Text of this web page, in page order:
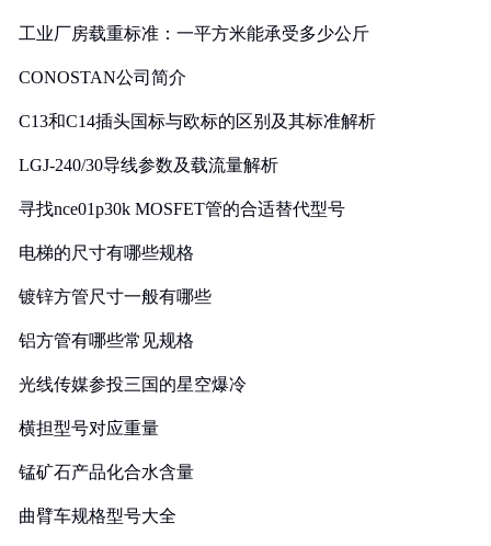
工业厂房载重标准：一平方米能承受多少公斤
CONOSTAN公司简介
C13和C14插头国标与欧标的区别及其标准解析
LGJ-240/30导线参数及载流量解析
寻找nce01p30k MOSFET管的合适替代型号
电梯的尺寸有哪些规格
镀锌方管尺寸一般有哪些
铝方管有哪些常见规格
光线传媒参投三国的星空爆冷
横担型号对应重量
锰矿石产品化合水含量
曲臂车规格型号大全